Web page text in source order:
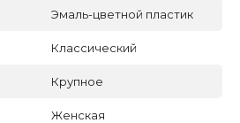
Эмаль-цветной пластик
Классический
Крупное
Женская